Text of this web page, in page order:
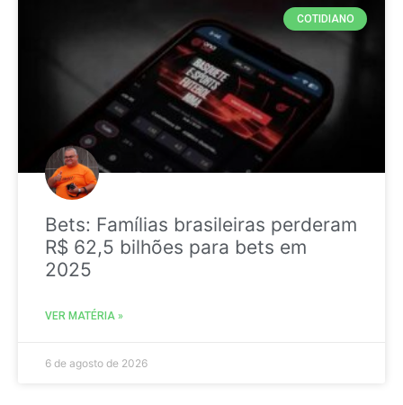
COTIDIANO
Bets: Famílias brasileiras perderam
R$ 62,5 bilhões para bets em
2025
VER MATÉRIA »
6 de agosto de 2026